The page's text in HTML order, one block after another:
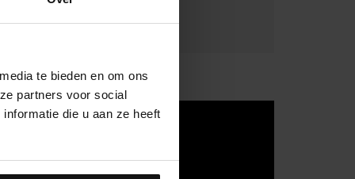
te bieden en om ons
partners voor social
die u aan ze heeft
NVM Makelaar